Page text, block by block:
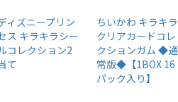
ィズニープリン
ス キラキラシー
コレクション2
て
ちいかわ キラキラ
クリアカードコレ
クションガム ◆通
常版◆【1BOX 16
パック入り】